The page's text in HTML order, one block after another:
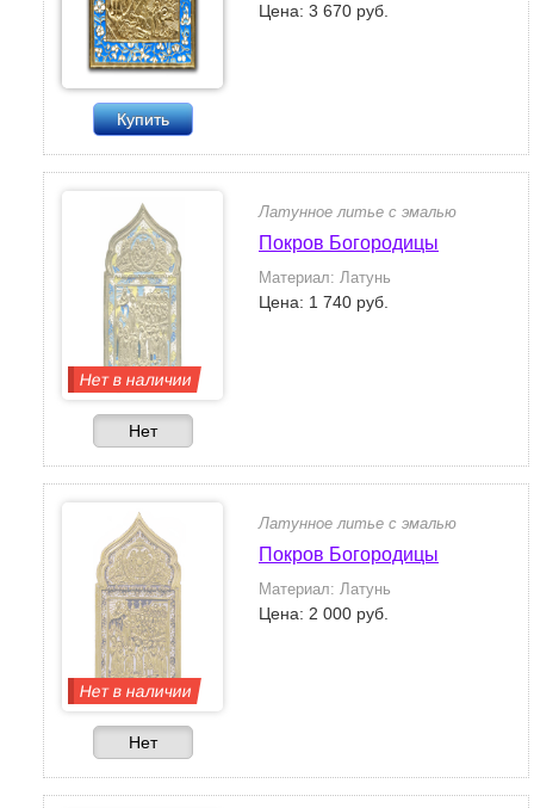
Купить
Цена: 3 670 руб.
Нет в наличии
Нет
Латунное литье с эмалью
Покров Богородицы
Материал: Латунь
Цена: 1 740 руб.
Нет в наличии
Нет
Латунное литье с эмалью
Покров Богородицы
Материал: Латунь
Цена: 2 000 руб.